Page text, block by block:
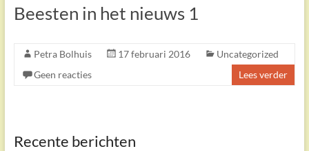
Beesten in het nieuws 1
Petra Bolhuis 17 februari 2016
Uncategorized
Geen reacties
Lees verder
Recente berichten